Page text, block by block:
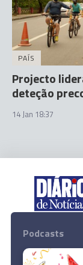
PAÍS
Projecto
deteção
14 Jan 18:37
Podcasts